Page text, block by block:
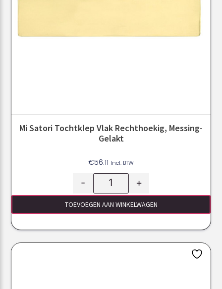
Mi Satori Tochtklep Vlak Rechthoekig, Messing-
Gelakt
€56.11 Incl. BTW
- +
TOEVOEGEN AAN WINKELWAGEN